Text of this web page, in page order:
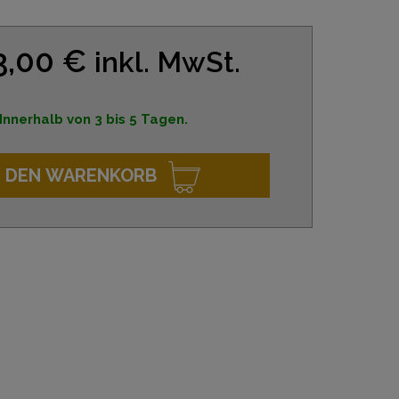
€ inkl. MwSt.
Innerhalb von 3 bis 5 Tagen.
DEN WARENKORB